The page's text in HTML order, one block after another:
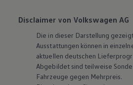
Disclaimer von Volkswagen AG
Die in dieser Darstellung
Ausstattungen können in
aktuellen deutschen
Abgebildet sind teilweise
Fahrzeuge gegen Mehrpreis.